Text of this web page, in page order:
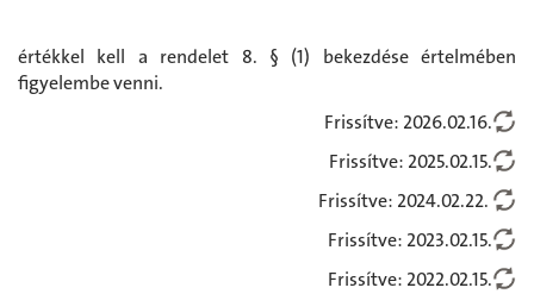
értékkel kell a rendelet 8. § (1) bekezdése értelmében
figyelembe venni.
Frissítve: 2026.02.16.
Frissítve: 2025.02.15.
Frissítve: 2024.02.22.
Frissítve: 2023.02.15.
Frissítve: 2022.02.15.